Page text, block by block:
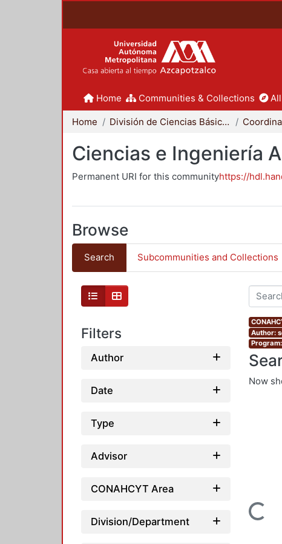
Home Communities & Collections
Home División de Ciencias Básicas e Ingeniería
Ciencias e Ingeniería
Permanent URI for this communityhttps://
Browse
Search Subcommunities and Collections
Filters
Author
Date
Type
Advisor
CONAHCYT Area
Division/Department
Author:
Now
Loading...